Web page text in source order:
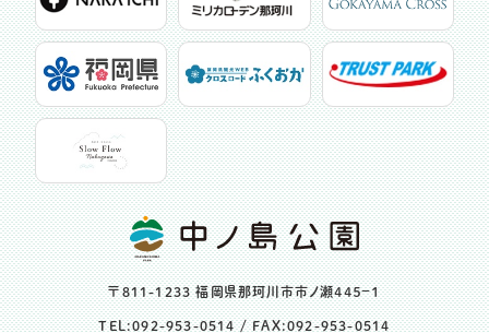
〒811-1233 福岡県那珂川市市ノ瀬４４５−１
TEL:092-953-0514/ FAX:092-953-0514